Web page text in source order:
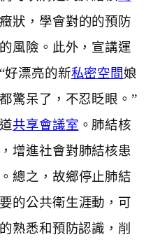
狀，學會對的的預防
風險。此外，宣講運
好漂亮的新私密空間娘
驚呆了，不忍眨眼。”
共享會議室 。肺結核
增進社會對肺結核患
總之，故鄉停止肺結
要的公共衛生涯動，可
熟悉和預防認識，削